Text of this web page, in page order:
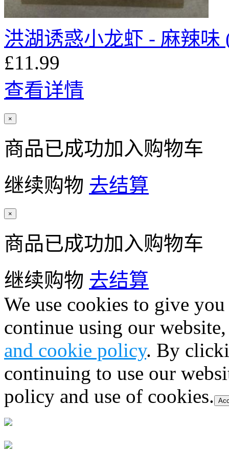
洪湖诱惑小龙虾 - 麻辣味
£11.99
查看详情
×
商品已成功加入购物车
继续购物 去结算
×
商品已成功加入购物车
继续购物 去结算
We use cookies to give
continue using our
and cookie policy. By
continuing to use our
policy and use of cookies.